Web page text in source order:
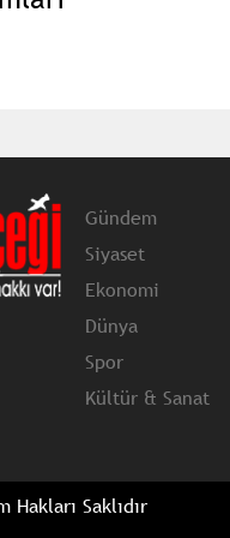
Gündem
Siyaset
Ekonomi
Dünya
Spor
Kültür & Sanat
Saklıdır